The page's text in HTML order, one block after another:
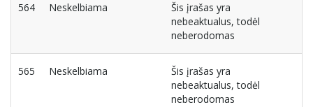
564 Neskelbiama
Šis įrašas yra
nebeaktualus, todėl
neberodomas
565 Neskelbiama
Šis įrašas yra
nebeaktualus, todėl
neberodomas